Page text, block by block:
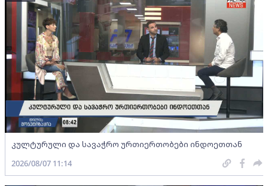
კულტურული და სავაჭრო ურთიერთობები ინდოეთთან
2026/08/07 11:14